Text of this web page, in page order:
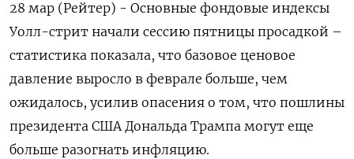
28 мар (Рейтер) - Основные фондовые индексы
Уолл-стрит начали сессию пятницы просадкой –
статистика показала, что базовое ценовое
давление выросло в феврале больше, чем
ожидалось, усилив опасения о том, что пошлины
президента США Дональда Трампа могут еще
больше разогнать инфляцию.